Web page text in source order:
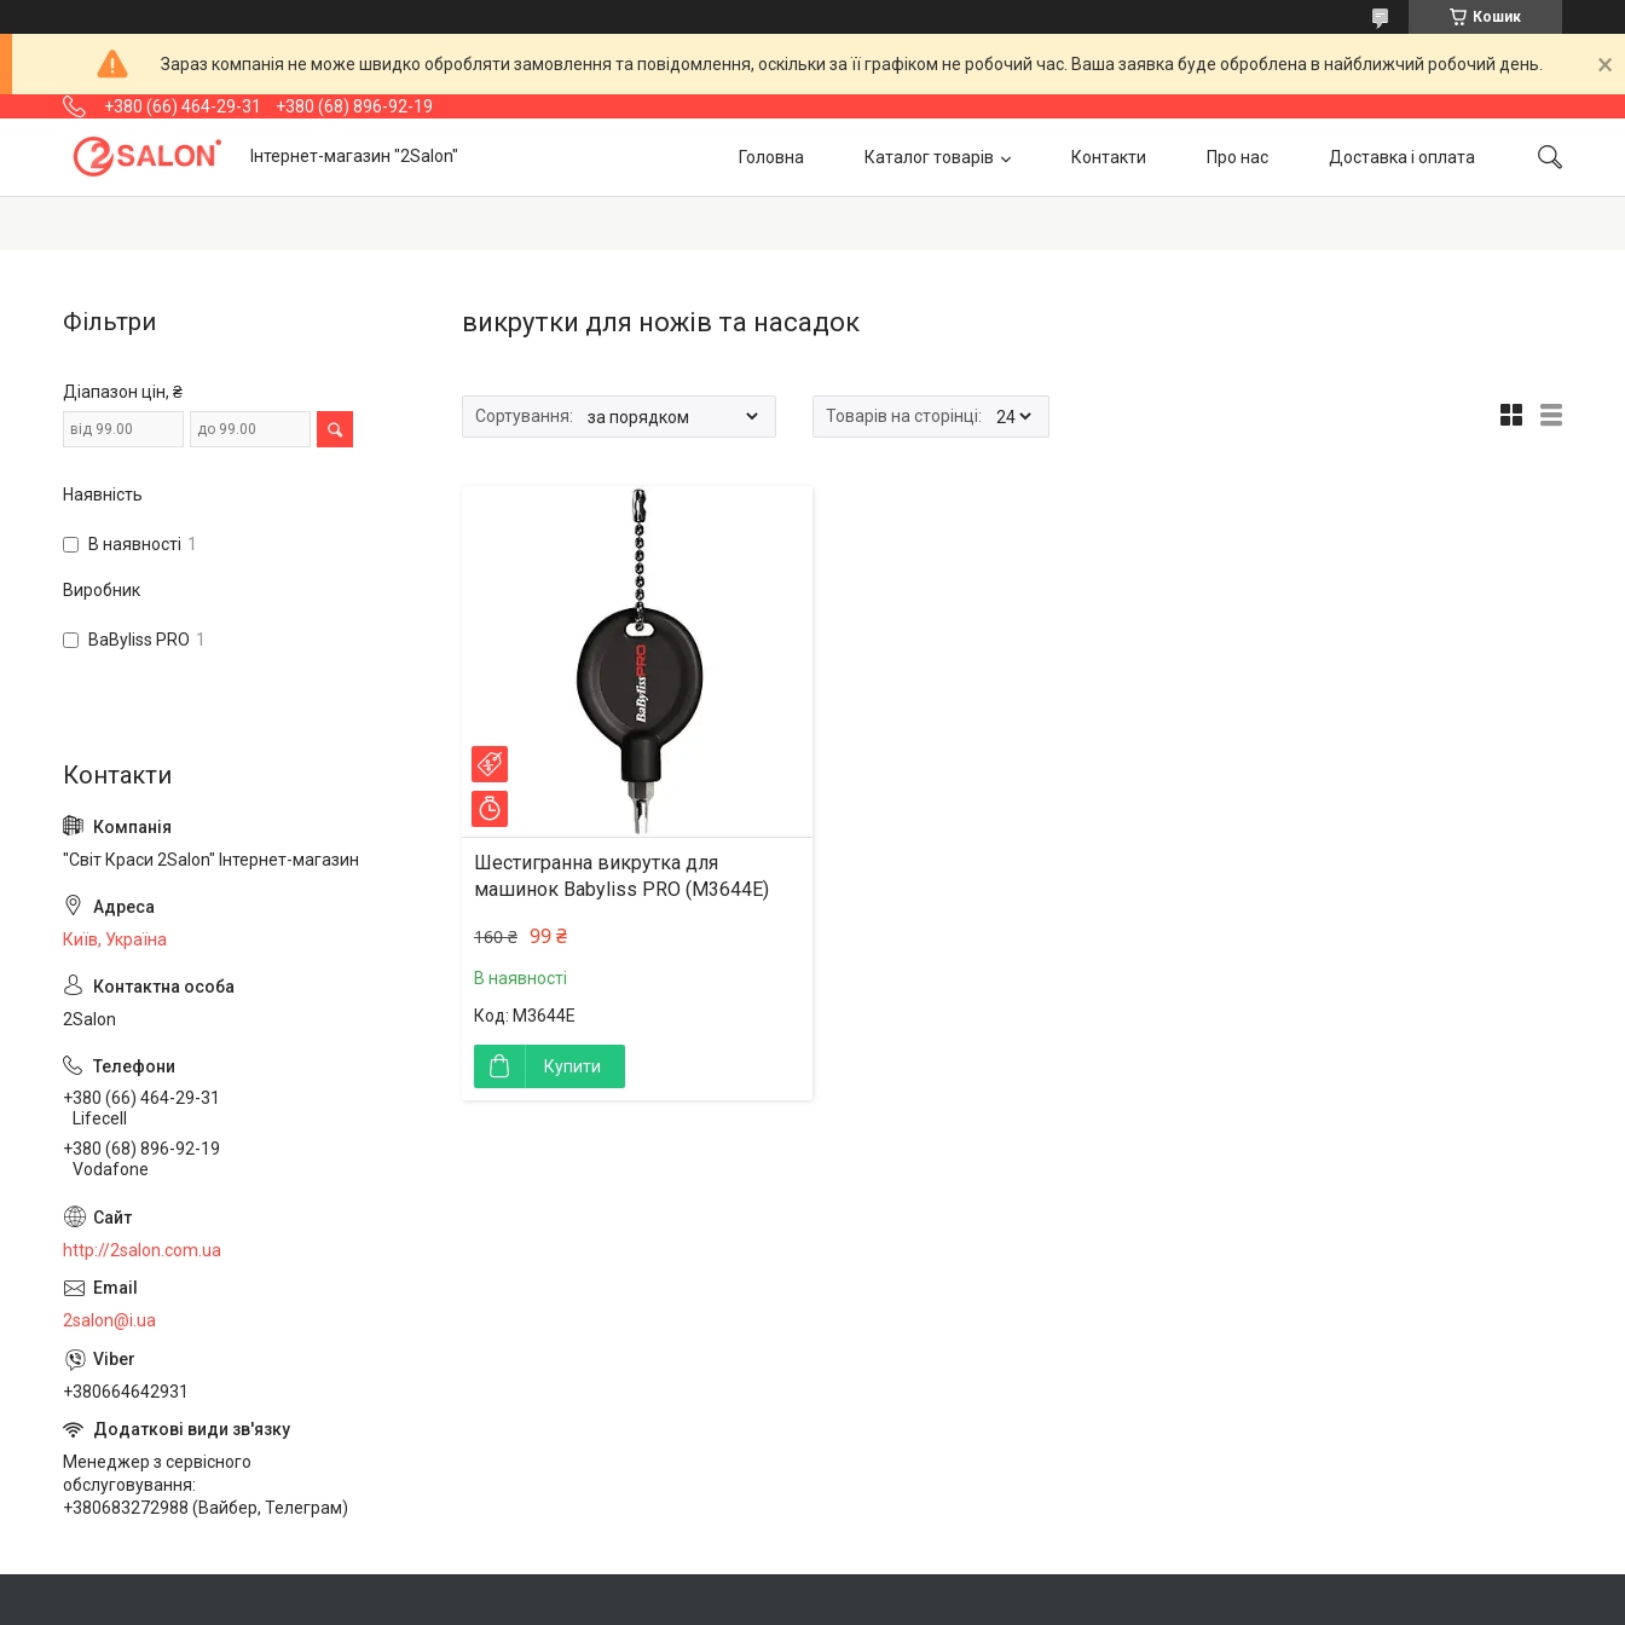
Кошик
Зараз компанія не може швидко обробляти замовлення та повідомлення, оскільки за її графіком не робочий час. Ваша заявка буде оброблена в найближчий робочий день.
+380 (66) 464-29-31 +380 (68) 896-92-19
Інтернет-магазин "2Salon" Головна Каталог товарів Контакти Про нас Доставка і оплата
викрутки для ножів та насадок
Залишилось 24 дні
Шестигранна викрутка для
машинок Babyliss PRO (M3644E)
160 ₴ 99 ₴
В наявності
M3644E
Купити
Фільтри
Діапазон цін, ₴
Наявність
В наявності 1
Виробник
BaByliss PRO 1
"Світ Краси 2Salon" Інтернет-магазин
Київ, Україна
2Salon
+380 (66) 464-29-31
Lifecell
+380 (68) 896-92-19
Vodafone
http://2salon.com.ua
2salon@i.ua
+380664642931
Менеджер з сервісного
обслуговування
+380683272988 (Вайбер, Телеграм)